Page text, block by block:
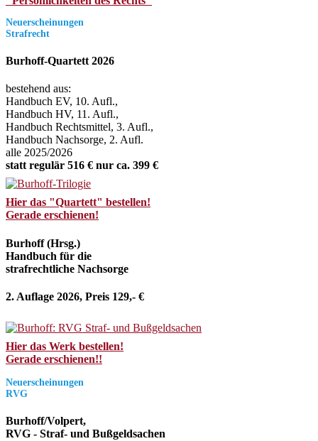
Neuerscheinungen
Strafrecht
Burhoff-Quartett 2026
bestehend aus:
Handbuch EV, 10. Aufl.,
Handbuch HV, 11. Aufl.,
Handbuch Rechtsmittel, 3. Aufl.,
Handbuch Nachsorge, 2. Aufl.
alle 2025/2026
statt regulär 516 € nur ca. 399 €
Hier das "Quartett" bestellen!
Gerade erschienen!
Burhoff (Hrsg.)
Handbuch für die
strafrechtliche Nachsorge
2. Auflage 2026, Preis 129,- €
Hier das Werk bestellen!
Gerade erschienen!!
Neuerscheinungen
RVG
Burhoff/Volpert,
RVG - Straf- und Bußgeldsachen